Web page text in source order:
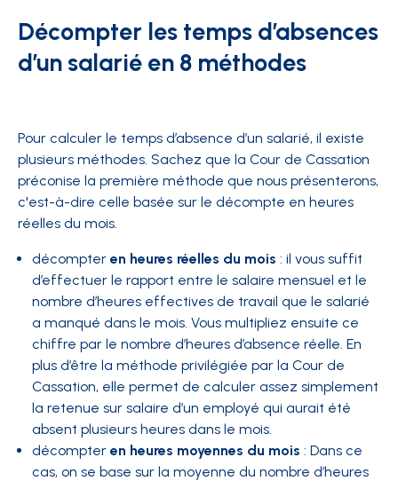
Décompter les temps d’absences
d’un salarié en 8 méthodes
Pour calculer le temps d’absence d’un salarié, il existe
plusieurs méthodes. Sachez que la Cour de Cassation
préconise la première méthode que nous présenterons,
c'est-à-dire celle basée sur le décompte en heures
réelles du mois.
décompter en heures réelles du mois : il vous suffit
d’effectuer le rapport entre le salaire mensuel et le
nombre d’heures effectives de travail que le salarié
a manqué dans le mois. Vous multipliez ensuite ce
chiffre par le nombre d’heures d’absence réelle. En
plus d’être la méthode privilégiée par la Cour de
Cassation, elle permet de calculer assez simplement
la retenue sur salaire d’un employé qui aurait été
absent plusieurs heures dans le mois.
décompter en heures moyennes du mois : Dans ce
cas, on se base sur la moyenne du nombre d’heures